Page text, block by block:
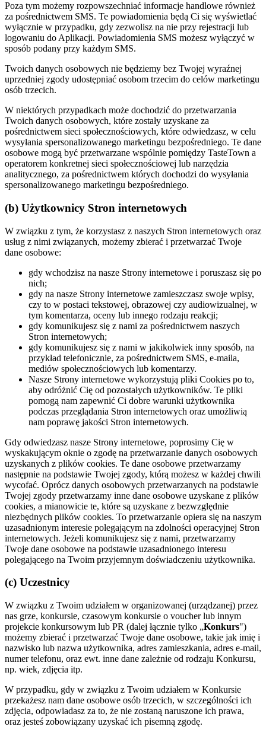
Poza tym możemy rozpowszechniać informacje handlowe również
za pośrednictwem SMS. Te powiadomienia będą Ci się wyświetlać
wyłącznie w przypadku, gdy zezwolisz na nie przy rejestracji lub
logowaniu do Aplikacji. Powiadomienia SMS możesz wyłączyć w
sposób podany przy każdym SMS.
Twoich danych osobowych nie będziemy bez Twojej wyraźnej
uprzedniej zgody udostępniać osobom trzecim do celów marketingu
osób trzecich.
W niektórych przypadkach może dochodzić do przetwarzania
Twoich danych osobowych, które zostały uzyskane za
pośrednictwem sieci społecznościowych, które odwiedzasz, w celu
wysyłania spersonalizowanego marketingu bezpośredniego. Te dane
osobowe mogą być przetwarzane wspólnie pomiędzy TasteTown a
operatorem konkretnej sieci społecznościowej lub narzędzia
analitycznego, za pośrednictwem których dochodzi do wysyłania
spersonalizowanego marketingu bezpośredniego.
(b) Użytkownicy Stron internetowych
W związku z tym, że korzystasz z naszych Stron internetowych oraz
usług z nimi związanych, możemy zbierać i przetwarzać Twoje
dane osobowe:
gdy wchodzisz na nasze Strony internetowe i poruszasz się po
nich;
gdy na nasze Strony internetowe zamieszczasz swoje wpisy,
czy to w postaci tekstowej, obrazowej czy audiowizualnej, w
tym komentarza, oceny lub innego rodzaju reakcji;
gdy komunikujesz się z nami za pośrednictwem naszych
Stron internetowych;
gdy komunikujesz się z nami w jakikolwiek inny sposób, na
przykład telefonicznie, za pośrednictwem SMS, e-maila,
mediów społecznościowych lub komentarzy.
Nasze Strony internetowe wykorzystują pliki Cookies po to,
aby odróżnić Cię od pozostałych użytkowników. Te pliki
pomogą nam zapewnić Ci dobre warunki użytkownika
podczas przeglądania Stron internetowych oraz umożliwią
nam poprawę jakości Stron internetowych.
Gdy odwiedzasz nasze Strony internetowe, poprosimy Cię w
wyskakującym oknie o zgodę na przetwarzanie danych osobowych
uzyskanych z plików cookies. Te dane osobowe przetwarzamy
następnie na podstawie Twojej zgody, którą możesz w każdej chwili
wycofać. Oprócz danych osobowych przetwarzanych na podstawie
Twojej zgody przetwarzamy inne dane osobowe uzyskane z plików
cookies, a mianowicie te, które są uzyskane z bezwzględnie
niezbędnych plików cookies. To przetwarzanie opiera się na naszym
uzasadnionym interesie polegającym na zdolności operacyjnej Stron
internetowych. Jeżeli komunikujesz się z nami, przetwarzamy
Twoje dane osobowe na podstawie uzasadnionego interesu
polegającego na Twoim przyjemnym doświadczeniu użytkownika.
(c) Uczestnicy
W związku z Twoim udziałem w organizowanej (urządzanej) przez
nas grze, konkursie, czasowym konkursie o voucher lub innym
projekcie konkursowym lub PR (dalej łącznie tylko „Konkurs")
możemy zbierać i przetwarzać Twoje dane osobowe, takie jak imię i
nazwisko lub nazwa użytkownika, adres zamieszkania, adres e-mail,
numer telefonu, oraz ewt. inne dane zależnie od rodzaju Konkursu,
np. wiek, zdjęcia itp.
W przypadku, gdy w związku z Twoim udziałem w Konkursie
przekażesz nam dane osobowe osób trzecich, w szczególności ich
zdjęcia, odpowiadasz za to, że nie zostaną naruszone ich prawa,
oraz jesteś zobowiązany uzyskać ich pisemną zgodę.